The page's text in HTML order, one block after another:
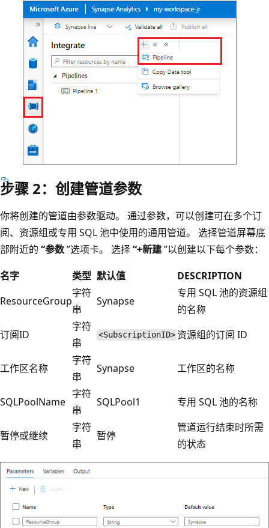
步骤 2：创建管道参数
你将创建的管道由参数驱动。 通过参数，可以创建可在多个订
阅、资源组或专用 SQL 池中使用的通用管道。 选择管道屏幕底
部附近的 “参数”选项卡。 选择“+新建”以创建以下每个参数：
名字
类型 默认值
DESCRIPTION
ResourceGroup
字符
串
Synapse
专用 SQL 池的资源组
的名称
订阅ID
字符
串
<SubscriptionID> 资源组的订阅 ID
工作区名称
字符
串
Synapse 工作区的名称
SQLPoolName
字符
串
SQLPool1 专用 SQL 池的名称
暂停或继续
字符
串
暂停
管道运行结束时所需
的状态